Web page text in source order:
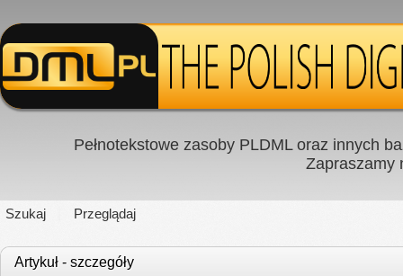
Pełnotekstowe zasoby PLDML oraz innych
Zapraszamy
Szukaj Przeglądaj
Artykuł - szczegóły